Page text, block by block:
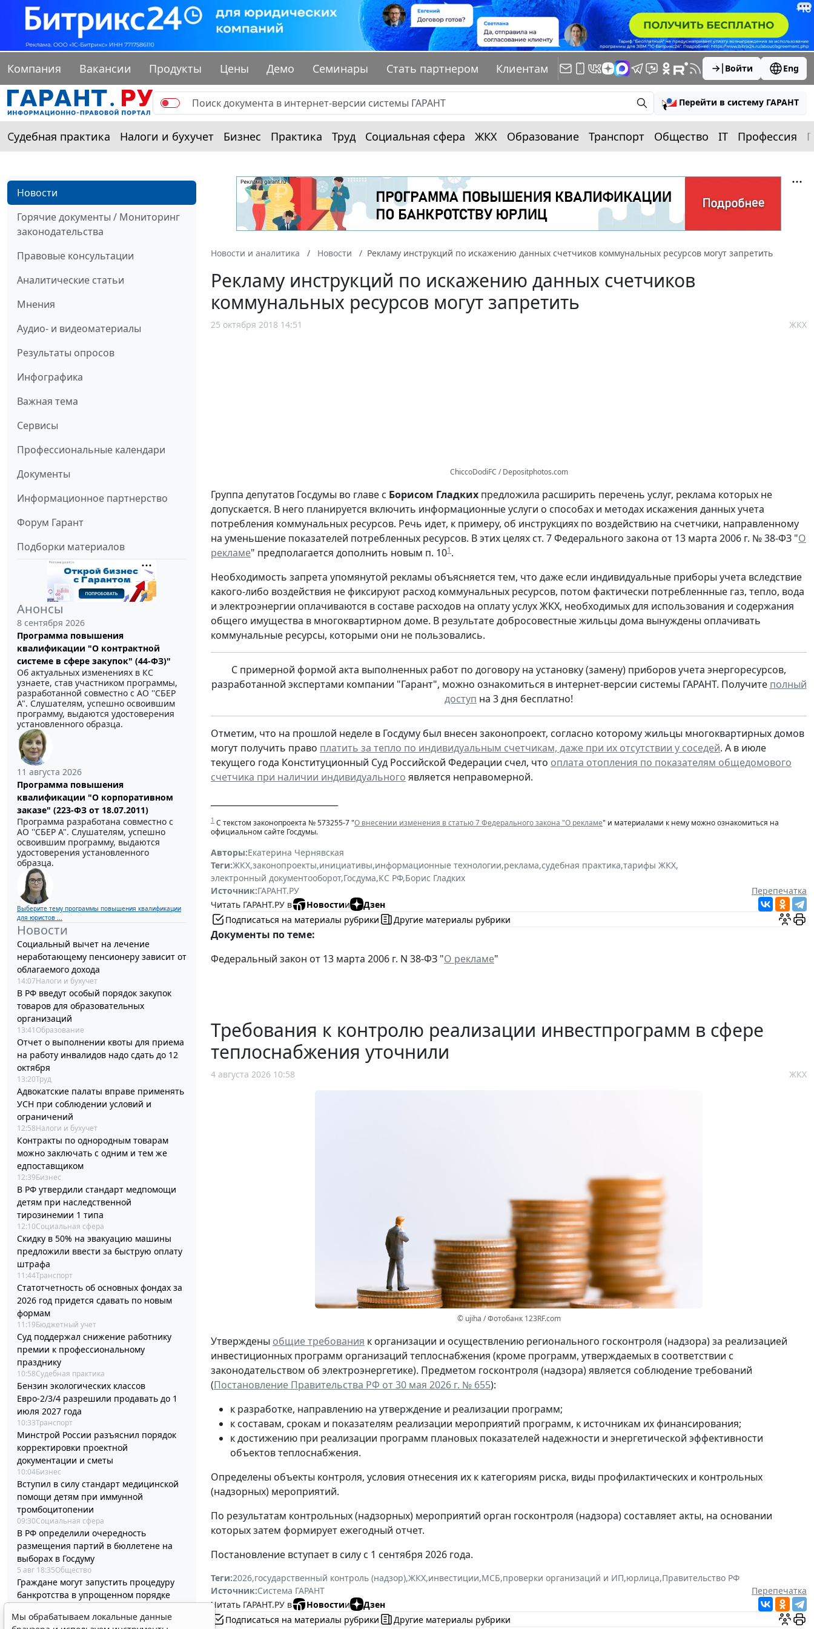
Компания Вакансии Продукты Цены Демо Семинары Стать партнером Клиентам Войти Eng
Перейти в систему ГАРАНТ
Судебная практика Налоги и бухучет Бизнес Практика Труд Социальная сфера ЖКХ Образование Транспорт Общество IT Профессия
Новости
Горячие документы / Мониторинг
законодательства
Правовые консультации
Аналитические статьи
Мнения
Аудио- и видеоматериалы
Результаты опросов
Инфографика
Важная тема
Сервисы
Профессиональные календари
Документы
Информационное партнерство
Форум Гарант
Подборки материалов
Анонсы
8 сентября 2026
Программа повышения
квалификации "О контрактной
системе в сфере закупок" (44-ФЗ)"
Об актуальных изменениях в КС
узнаете, став участником программы,
разработанной совместно с АО ''СБЕР
А". Слушателям, успешно освоившим
программу, выдаются удостоверения
установленного образца.
11 августа 2026
Программа повышения
квалификации "О корпоративном
заказе" (223-ФЗ от 18.07.2011)
Программа разработана совместно с
АО ''СБЕР А". Слушателям, успешно
освоившим программу, выдаются
удостоверения установленного
образца.
Выберите тему программы повышения квалификации
для юристов ...
Новости
Социальный вычет на лечение
неработающему пенсионеру зависит от
облагаемого дохода
14:07Налоги и бухучет
В РФ введут особый порядок закупок
товаров для образовательных
организаций
13:41 Образование
Отчет о выполнении квоты для приема
на работу инвалидов надо сдать до 12
октября
13:20Труд
Адвокатские палаты вправе применять
УСН при соблюдении условий и
ограничений
12:58Налоги и бухучет
Контракты по однородным товарам
можно заключать с одним и тем же
едпоставщиком
12:39Бизнес
В РФ утвердили стандарт медпомощи
детям при наследственной
тирозинемии 1 типа
12:10Социальная сфера
Скидку в 50% на эвакуацию машины
предложили ввести за быструю оплату
штрафа
11:44Транспорт
Статотчетность об основных фондах за
2026 год придется сдавать по новым
формам
11:19Бюджетный учет
Суд поддержал снижение работнику
премии к профессиональному
празднику
10:58Судебная практика
Бензин экологических классов
Евро-2/3/4 разрешили продавать до 1
июля 2027 года
10:33Транспорт
Минстрой России разъяснил порядок
корректировки проектной
документации и сметы
10:04Бизнес
Вступил в силу стандарт медицинской
помощи детям при иммунной
тромбоцитопении
09:30Социальная сфера
В РФ определили очередность
размещения партий в бюллетене на
выборах в Госдуму
5 авг 18:35Общество
Граждане могут запустить процедуру
банкротства в упрощенном порядке
5 авг 18:27Налоги и бухучет
Новости и аналитика Новости Рекламу инструкций по искажению данных счетчиков коммунальных ресурсов могут запретить
Рекламу инструкций по искажению данных счетчиков
коммунальных ресурсов могут запретить
25 октября 2018 14:51 ЖКХ
ChiccoDodiFC / Depositphotos.com
Группа депутатов Госдумы во главе с Борисом Гладких предложила расширить перечень услуг, реклама которых не
допускается. В него планируется включить информационные услуги о способах и методах искажения данных учета
потребления коммунальных ресурсов. Речь идет, к примеру, об инструкциях по воздействию на счетчики, направленному
на уменьшение показателей потребленных ресурсов. В этих целях ст. 7 Федерального закона от 13 марта 2006 г. № 38-ФЗ "О
рекламе" предполагается дополнить новым п. 101.
Необходимость запрета упомянутой рекламы объясняется тем, что даже если индивидуальные приборы учета вследствие
какого-либо воздействия не фиксируют расход коммунальных ресурсов, потом фактически потребленнные газ, тепло, вода
и электроэнергии оплачиваются в составе расходов на оплату услух ЖКХ, необходимых для использования и содержания
общего имущества в многоквартирном доме. В результате добросовестные жильцы дома вынуждены оплачивать
коммунальные ресурсы, которыми они не пользовались.
C примерной формой акта выполненных работ по договору на установку (замену) приборов учета энергоресурсов,
разработанной экспертами компании "Гарант", можно ознакомиться в интернет-версии системы ГАРАНТ. Получите полный
доступ на 3 дня бесплатно!
Отметим, что на прошлой неделе в Госдуму был внесен законопроект, согласно которому жильцы многоквартирных домов
могут получить право платить за тепло по индивидуальным счетчикам, даже при их отсутствии у соседей. А в июле
текущего года Конституционный Суд Российской Федерации счел, что оплата отопления по показателям общедомового
счетчика при наличии индивидуального является неправомерной.
1 С текстом законопроекта № 573255-7 "О внесении изменения в статью 7 Федерального закона "О рекламе" и материалами к нему можно ознакомиться на
официальном сайте Госдумы.
Авторы:Екатерина Чернявская
Теги:ЖКХ,законопроекты,инициативы,информационные технологии,реклама,судебная практика,тарифы ЖКХ,
электронный документооборот,Госдума,КС РФ,Борис Гладких
Источник:ГАРАНТ.РУ
Перепечатка
Читать ГАРАНТ.РУ в
Новостии
Дзен
Подписаться на материалы рубрики
Другие материалы рубрики
Документы по теме:
Федеральный закон от 13 марта 2006 г. N 38-ФЗ "О рекламе"
Требования к контролю реализации инвестпрограмм в сфере
теплоснабжения уточнили
4 августа 2026 10:58 ЖКХ
© ujiha / Фотобанк 123RF.com
Утверждены общие требования к организации и осуществлению регионального госконтроля (надзора) за реализацией
инвестиционных программ организаций теплоснабжения (кроме программ, утверждаемых в соответствии с
законодательством об электроэнергетике). Предметом госконтроля (надзора) является соблюдение требований
(Постановление Правительства РФ от 30 мая 2026 г. № 655):
к разработке, направлению на утверждение и реализации программ;
к составам, срокам и показателям реализации мероприятий программ, к источникам их финансирования;
к достижению при реализации программ плановых показателей надежности и энергетической эффективности
объектов теплоснабжения.
Определены объекты контроля, условия отнесения их к категориям риска, виды профилактических и контрольных
(надзорных) мероприятий.
По результатам контрольных (надзорных) мероприятий орган госконтроля (надзора) составляет акты, на основании
которых затем формирует ежегодный отчет.
Постановление вступает в силу с 1 сентября 2026 года.
Теги:2026,государственный контроль (надзор),ЖКХ,инвестиции,МСБ,проверки организаций и ИП,юрлица,Правительство РФ
Источник:Система ГАРАНТ
Перепечатка
Читать ГАРАНТ.РУ в
Новостии
Дзен
Подписаться на материалы рубрики
Другие материалы рубрики
Мы обрабатываем локальные данные